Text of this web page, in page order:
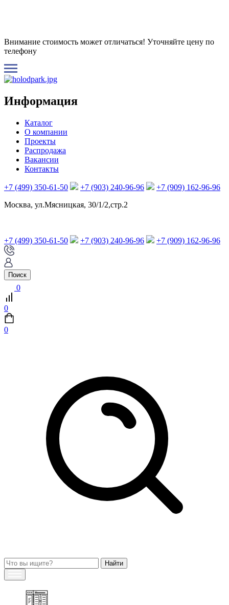
Внимание стоимость может отличаться! Уточняйте цену по
телефону
Информация
Каталог
О компании
Проекты
Распродажа
Вакансии
Контакты
+7 (499) 350-61-50 +7 (903) 240-96-96
+7 (909) 162-96-96
Москва, ул.Мясницкая, 30/1/2,стр.2
+7 (499) 350-61-50 +7 (903) 240-96-96 +7 (909) 162-96-96
Поиск
0
0
0